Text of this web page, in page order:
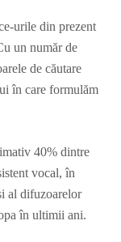
urile din prezent
un număr de
de căutare
în care formulăm
40% dintre
vocal, în
al difuzoarelor
în ultimii ani.